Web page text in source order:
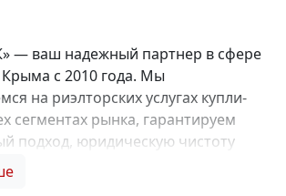
— ваш надежный партнер в сфере
с 2010 года. Мы
на риэлторских услугах купли-
сегментах рынка, гарантируем
подход, юридическую чистоту
сделок. Самое ценное для